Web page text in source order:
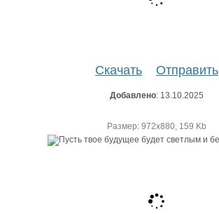
Скачать Отправить
Добавлено: 13.10.2025
Размер: 972х880, 159 Kb